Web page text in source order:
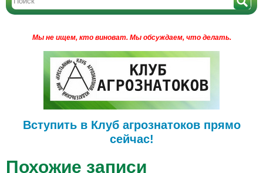
Мы не ищем, кто виноват. Мы обсуждаем, что делать.
Вступить в Клуб агрознатоков прямо
сейчас!
Похожие записи